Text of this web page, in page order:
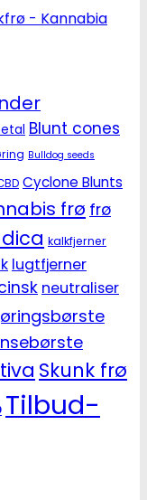
- Kannabia
Blunt cones
Bulldog seeds
Cyclone Blunts
frø frø
kalkfjerner
lugtfjerner
neutraliser
Skunk frø
Tilbud-